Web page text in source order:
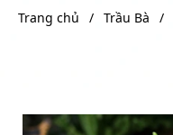
Trang chủ Trầu Bà